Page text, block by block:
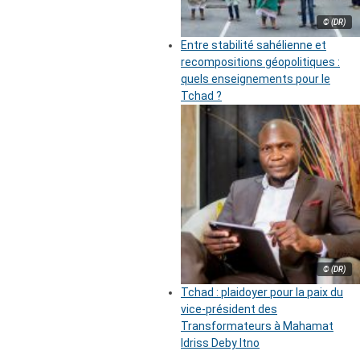
© (DR)
Entre stabilité sahélienne et
recompositions géopolitiques :
quels enseignements pour le
Tchad ?
© (DR)
Tchad : plaidoyer pour la paix du
vice-président des
Transformateurs à Mahamat
Idriss Deby Itno